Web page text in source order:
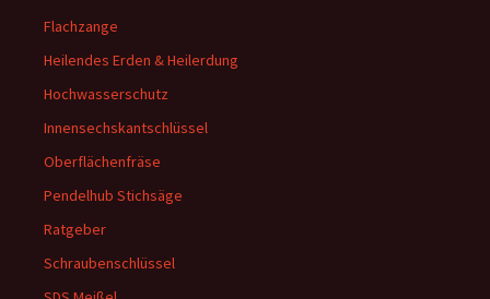
Flachzange
Heilendes Erden & Heilerdung
Hochwasserschutz
Innensechskantschlüssel
Oberflächenfräse
Pendelhub Stichsäge
Ratgeber
Schraubenschlüssel